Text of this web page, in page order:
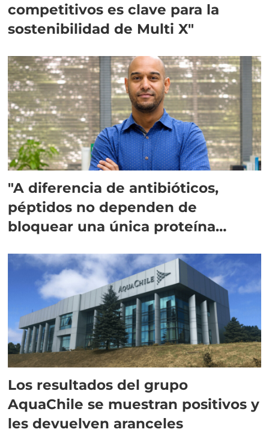
competitivos es clave para la
sostenibilidad de Multi X"
"A diferencia de antibióticos,
péptidos no dependen de
bloquear una única proteína
Los resultados del grupo
AquaChile se muestran positivos y
les devuelven aranceles